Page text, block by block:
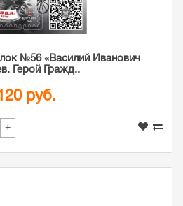
№56 «Василий Иванович
Герой Гражд..
руб.
+